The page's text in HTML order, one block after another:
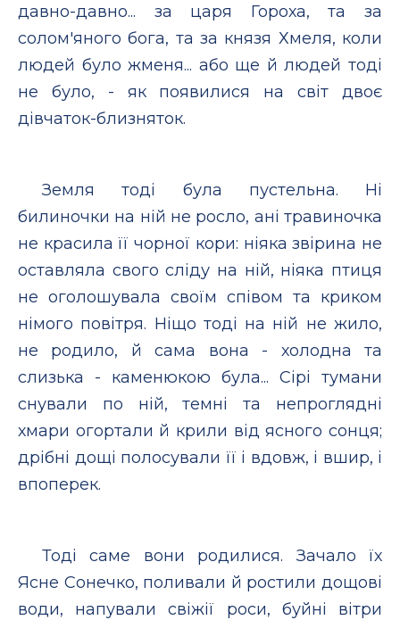
давно-давно... за царя Гороха, та за
солом'яного бога, та за князя Хмеля, коли
людей було жменя... або ще й людей тоді
не було, - як появилися на світ двоє
дівчаток-близняток.
Земля тоді була пустельна. Ні
билиночки на ній не росло, ані травиночка
не красила її чорної кори: ніяка звірина не
оставляла свого сліду на ній, ніяка птиця
не оголошувала своїм співом та криком
німого повітря. Ніщо тоді на ній не жило,
не родило, й сама вона - холодна та
слизька - каменюкою була... Сірі тумани
снували по ній, темні та непроглядні
хмари огортали й крили від ясного сонця;
дрібні дощі полосували її і вдовж, і вшир, і
впоперек.
Тоді саме вони родилися. Зачало їх
Ясне Сонечко, поливали й ростили дощові
води, напували свіжії роси, буйні вітри